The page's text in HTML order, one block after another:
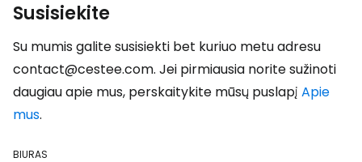
Susisiekite
Su mumis galite susisiekti bet kuriuo metu adresu
contact@cestee.com. Jei pirmiausia norite sužinoti
daugiau apie mus, perskaitykite mūsų puslapį Apie
mus.
BIURAS
Tęsti su Facebook